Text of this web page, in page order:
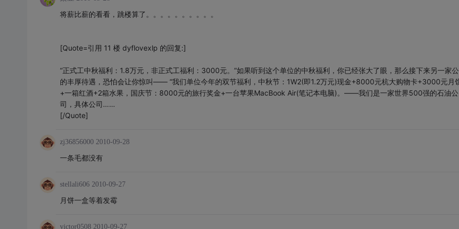
将薪比薪的看看，跳楼算了。。。。。。。。。。
[Quote=引用 11 楼 dyflovexlp 的回复:]
“正式工中秋福利：1.8万元，非正式工福利：3000元。”如果听到这个单位的中秋福利，你已经张大了眼，那么接下来另一家
的丰厚待遇，恐怕会让你惊叫—— “我们单位今年的双节福利，中秋节：1W2(即1.2万元)现金+8000元杭大购物卡+3000元月
+一箱红酒+2箱水果，国庆节：8000元的旅行奖金+一台苹果MacBook Air(笔记本电脑)。——我们是一家世界500强的石油公
司，具体公司……
[/Quote]
zj36856000 2010-09-28
一条毛都没有
stellali606 2010-09-27
月饼一盒等着发霉
victor0508 2010-09-27